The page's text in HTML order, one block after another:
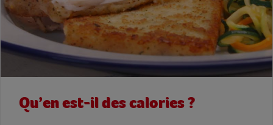
Qu’en est-il des calories ?